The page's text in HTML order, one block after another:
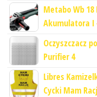
Metabo Wb 18
Akumulatora I
Oczyszczacz
Purifier 4
Libres
Cycki Mam